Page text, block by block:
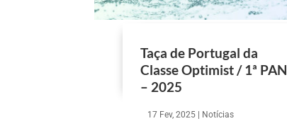
Taça de Portugal da
Classe Optimist / 1ª PAN
– 2025
17 Fev, 2025 Notícias